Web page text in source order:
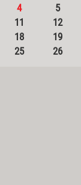
4
5
11
12
18
19
25
26